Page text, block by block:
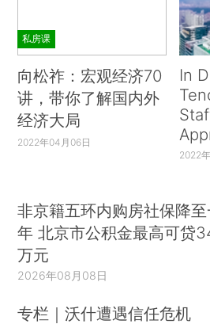
私房课
向松祚：宏观经济70
讲，带你了解国内外
经济大局
2022年04月06日
In
2022
非京籍五环内购房社保降至
年 北京市公积金最高可贷
万元
2026年08月08日
专栏｜沃什遭遇信任危机